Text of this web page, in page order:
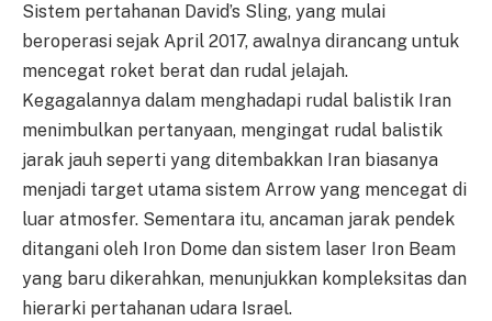
Sistem pertahanan David’s Sling, yang mulai
beroperasi sejak April 2017, awalnya dirancang untuk
mencegat roket berat dan rudal jelajah.
Kegagalannya dalam menghadapi rudal balistik Iran
menimbulkan pertanyaan, mengingat rudal balistik
jarak jauh seperti yang ditembakkan Iran biasanya
menjadi target utama sistem Arrow yang mencegat di
luar atmosfer. Sementara itu, ancaman jarak pendek
ditangani oleh Iron Dome dan sistem laser Iron Beam
yang baru dikerahkan, menunjukkan kompleksitas dan
hierarki pertahanan udara Israel.